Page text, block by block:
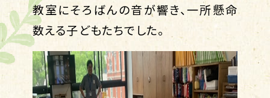
教室にそろばんの音が響き、一所懸命
数える子どもたちでした。